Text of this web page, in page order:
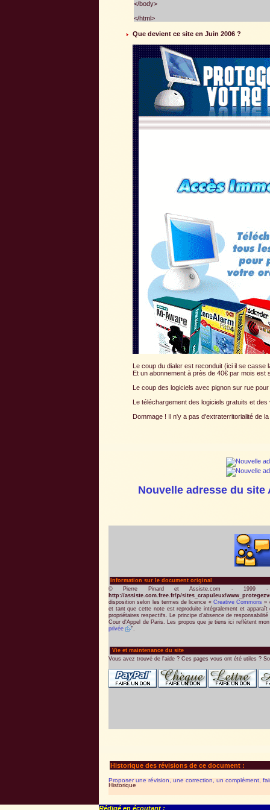
</body>
</html>
Que devient ce site en Juin 2006 ?
Le coup du dialer est reconduit (ici il se casse
Et un abonnement à près de 40€ par mois est
Le coup des logiciels avec pignon sur rue
Le téléchargement des logiciels gratuits et
Dommage ! Il n'y a pas d'extraterritorialité de
Nouvelle adresse du
Information sur le document original
© Pierre Pinard et Assiste.com - 1999
http://assiste.com.free.fr/p/sites_crapuleux/
disposition selon les termes de licence « Creative Commons »
et tant que cette note est reproduite intégralement et
propriétaires respectifs. Le principe d'absence de
Cour d'Appel de Paris. Les propos que je tiens ici reflètent
privée
".
Vie et maintenance du site
Vous avez trouvé de l'aide ? Ces pages vous ont été utiles ?
Historique des révisions de ce document :
Proposer une révision, une correction, un complément,
Historique
Rédigé en écoutant :